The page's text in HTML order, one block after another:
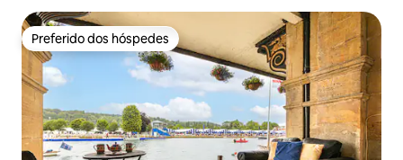
Preferido dos hóspedes
Preferido dos hóspedes